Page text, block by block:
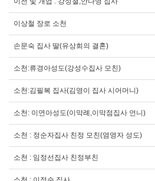
이상철 장로 소천
손문숙 집사 딸(유상희의 결혼)
소천:류경아성도(강성수집사 모친)
소천:김필복 집사(김영이 집사 시어머니)
소천: 이연아성도(이막례,이막점집사 언니)
소천 : 정순자집사 친정 모친(염영자 성도)
소천 : 임정선집사 친정부친